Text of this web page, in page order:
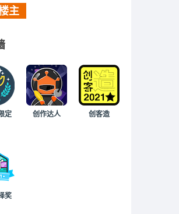
主
定 创作达人 创客造
奖